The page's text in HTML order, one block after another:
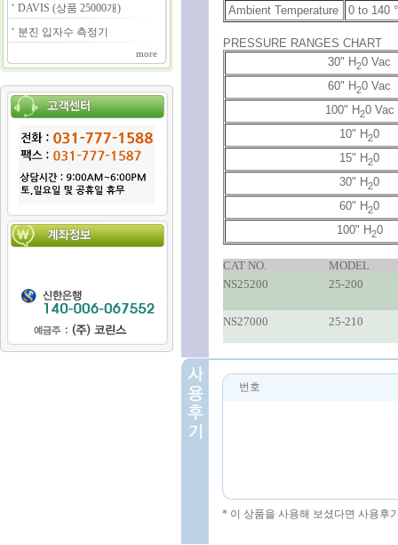
DAVIS (상품 25000개)
분진 입자수 측정기
more
Ambient Temperature 0 to 140
PRESSURE RANGES CHART
30" H20 Vac
60" H20 Vac
100" H20 Vac
10" H20
15" H20
30" H20
60" H20
100" H20
CAT NO.
MODEL
NS25200
25-200
NS27000 25-210
번호
* 이 상품을 사용해 보셨다면 사용후